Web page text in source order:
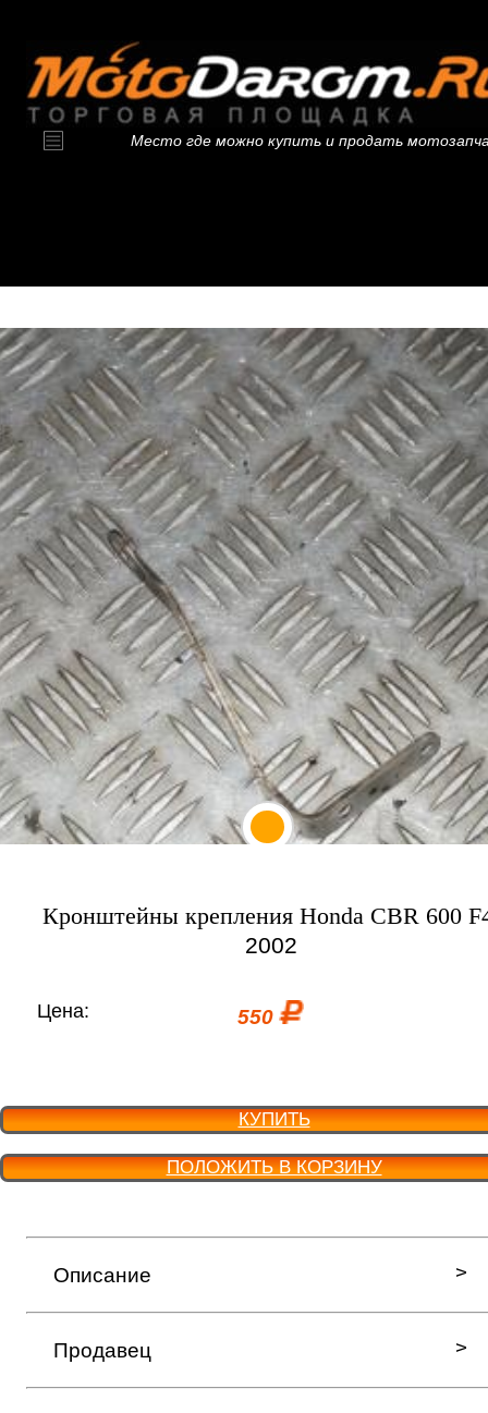
Место где можно купить и продать
Кронштейны крепления Honda CBR 600
2002
Цена: 550
КУПИТЬ
ПОЛОЖИТЬ В КОРЗИНУ
Описание
Продавец